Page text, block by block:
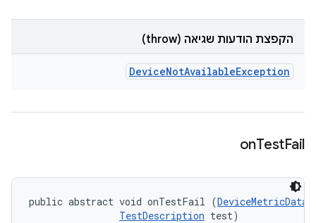
הקפצת הודעות שגיאה (throw)
DeviceNotAvailableException
onTestFail
public abstract void onTestFail (DeviceMetricData
TestDescription test)